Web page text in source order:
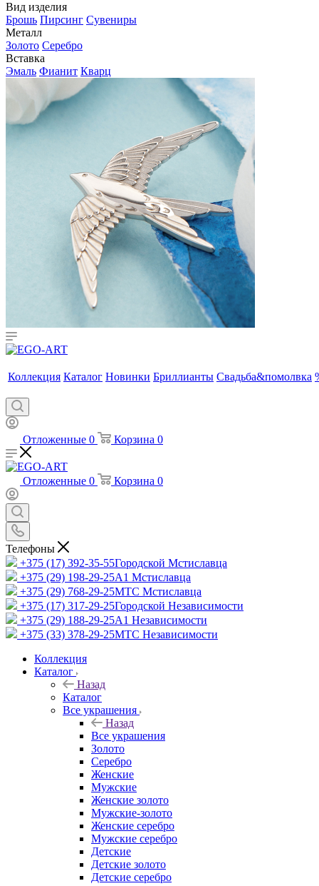
Вид изделия
Брошь Пирсинг Сувениры
Металл
Золото Серебро
Вставка
Эмаль Фианит Кварц
Коллекция Каталог Новинки Бриллианты Свадьба&помолвка
Отложенные 0 Корзина 0
Отложенные 0 Корзина 0
Телефоны
+375 (17) 392-35-55Городской Мстиславца
+375 (29) 198-29-25A1 Мстиславца
+375 (29) 768-29-25МТС Мстиславца
+375 (17) 317-29-25Городской Независимости
+375 (29) 188-29-25A1 Независимости
+375 (33) 378-29-25МТС Независимости
Коллекция
Каталог
Назад
Каталог
Все украшения
Назад
Все украшения
Золото
Серебро
Женские
Мужские
Женские золото
Мужские-золото
Женские серебро
Мужские серебро
Детские
Детские золото
Детские серебро